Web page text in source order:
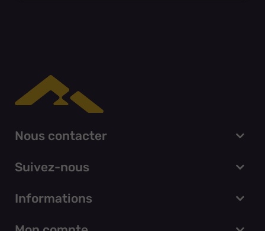
Nous contacter
Suivez-nous
Informations